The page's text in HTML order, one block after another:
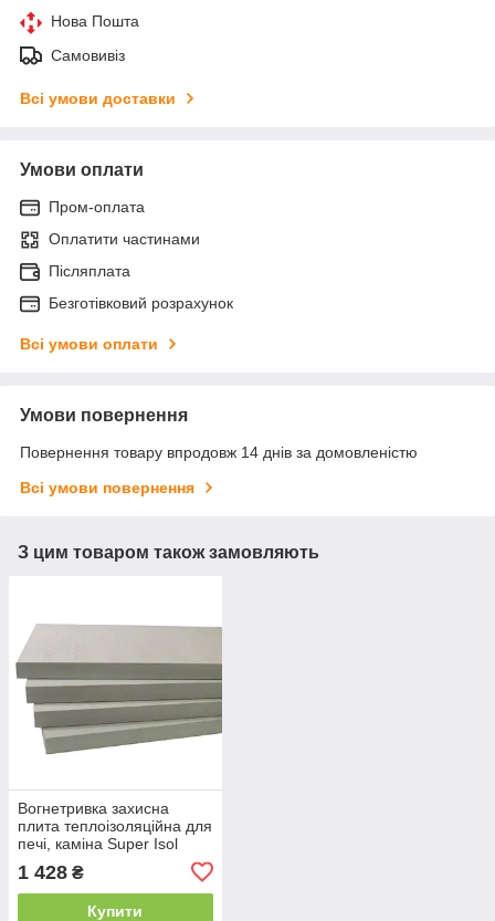
Нова Пошта
Самовивіз
Всі умови доставки
Умови оплати
Пром-оплата
Оплатити частинами
Післяплата
Безготівковий розрахунок
Всі умови оплати
Умови повернення
Повернення товару впродовж 14 днів за домовленістю
Всі умови повернення
З цим товаром також замовляють
Вогнетривка захисна
плита теплоізоляційна для
печі, каміна Super Isol
1000/610/30 мм Суперізол
21010028
1 428 ₴
Купити